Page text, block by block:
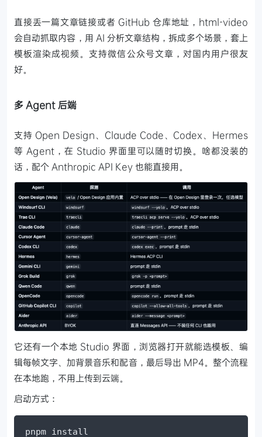
直接丢一篇文章链接或者 GitHub 仓库地址，html-video
会自动抓取内容，用 AI 分析文章结构，拆成多个场景，套上
模板渲染成视频。支持微信公众号文章，对国内用户很友
好。
多 Agent 后端
支持 Open Design、Claude Code、Codex、Hermes
等 Agent，在 Studio 界面里可以随时切换。啥都没装的
话，配个 Anthropic API Key 也能直接用。
它还有一个本地 Studio 界面，浏览器打开就能选模板、编
辑每帧文字、加背景音乐和配音，最后导出 MP4。整个流程
在本地跑，不用上传到云端。
启动方式：
pnpm install